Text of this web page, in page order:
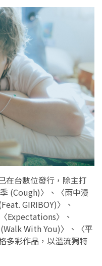
在台數位發行，除主打
(Cough)〉、〈雨中漫
GIRIBOY)〉、
Expectations〉、
With You)〉、〈平
多彩作品，以溫流獨特